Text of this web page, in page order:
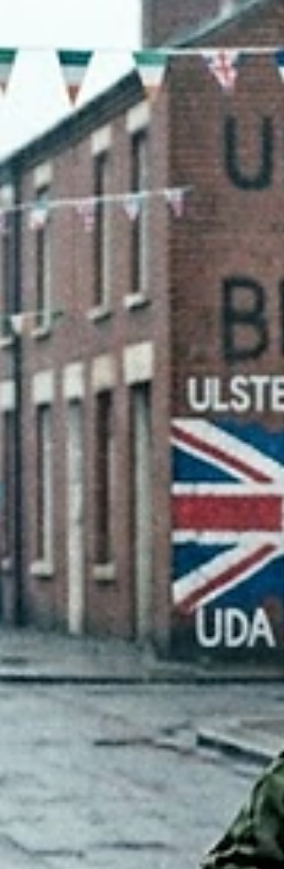
qué su mural sigue siendo un
símbolo de Belfast